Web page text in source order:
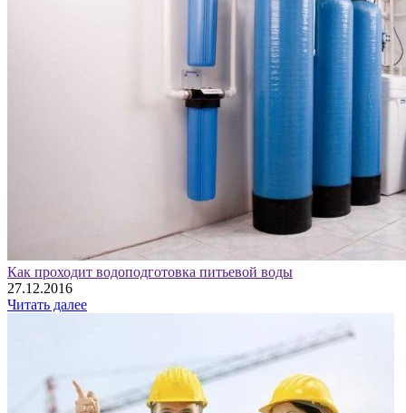
Как проходит водоподготовка питьевой воды
27.12.2016
Читать далее